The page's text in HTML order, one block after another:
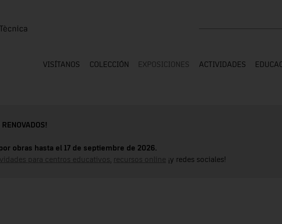
VISÍTANOS COLECCIÓN EXPOSICIONES ACTIVIDADES
obras hasta el 17 de septiembre de 2026.
para centros educativos recursos online ¡y redes sociales!